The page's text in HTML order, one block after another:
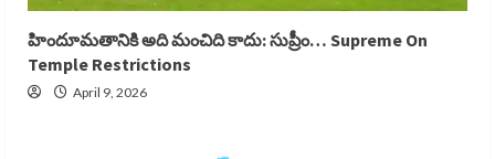
హిందూమతానికి అది మంచిది కాదు: సుప్రీం… Supreme On
Temple Restrictions
April 9, 2026